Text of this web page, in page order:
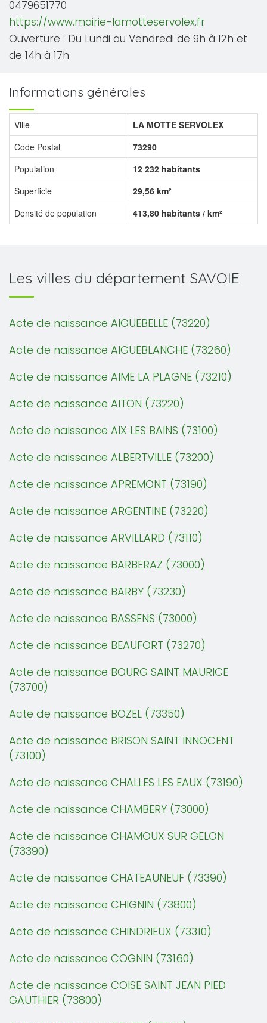
0479651770
https://www.mairie-lamotteservolex.fr
Ouverture : Du Lundi au Vendredi de 9h à 12h et
de 14h à 17h
Informations générales
Ville
LA MOTTE SERVOLEX
Code Postal
73290
Population
12 232 habitants
Superficie
29,56 km²
Densité de population
413,80 habitants / km²
Les villes du département SAVOIE
Acte de naissance AIGUEBELLE (73220)
Acte de naissance AIGUEBLANCHE (73260)
Acte de naissance AIME LA PLAGNE (73210)
Acte de naissance AITON (73220)
Acte de naissance AIX LES BAINS (73100)
Acte de naissance ALBERTVILLE (73200)
Acte de naissance APREMONT (73190)
Acte de naissance ARGENTINE (73220)
Acte de naissance ARVILLARD (73110)
Acte de naissance BARBERAZ (73000)
Acte de naissance BARBY (73230)
Acte de naissance BASSENS (73000)
Acte de naissance BEAUFORT (73270)
Acte de naissance BOURG SAINT MAURICE
(73700)
Acte de naissance BOZEL (73350)
Acte de naissance BRISON SAINT INNOCENT
(73100)
Acte de naissance CHALLES LES EAUX (73190)
Acte de naissance CHAMBERY (73000)
Acte de naissance CHAMOUX SUR GELON
(73390)
Acte de naissance CHATEAUNEUF (73390)
Acte de naissance CHIGNIN (73800)
Acte de naissance CHINDRIEUX (73310)
Acte de naissance COGNIN (73160)
Acte de naissance COISE SAINT JEAN PIED
GAUTHIER (73800)